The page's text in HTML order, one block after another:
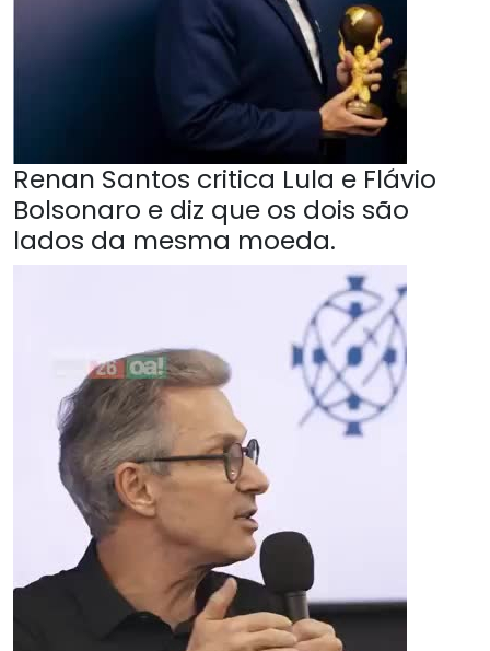
Renan Santos critica Lula e Flávio
Bolsonaro e diz que os dois são
lados da mesma moeda.